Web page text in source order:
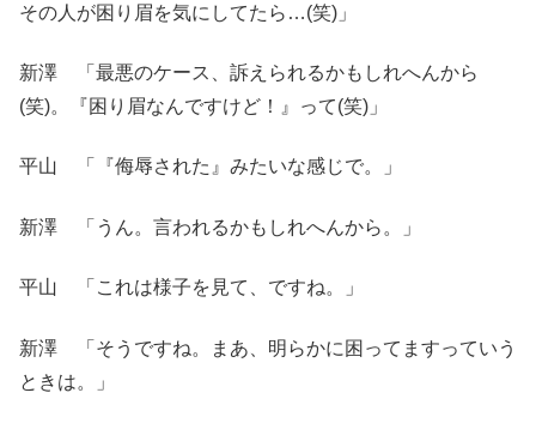
その人が困り眉を気にしてたら…(笑)」
新澤 「最悪のケース、訴えられるかもしれへんから
(笑)。『困り眉なんですけど！』って(笑)」
平山 「『侮辱された』みたいな感じで。」
新澤 「うん。言われるかもしれへんから。」
平山 「これは様子を見て、ですね。」
新澤 「そうですね。まあ、明らかに困ってますっていう
ときは。」